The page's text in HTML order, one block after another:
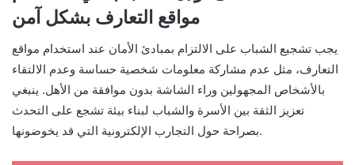
مواقع التعارف بشكل آمن
يجب تشجيع الشباب على الالتزام بمبادئ الأمان عند استخدام مواقع
التعارف، مثل عدم مشاركة معلومات شخصية حساسة وعدم الالتقاء
بالأشخاص المجهولين وراء الشاشة بدون موافقة من الأهل. ينبغي
تعزيز الثقة بين الأسرة والشباب لبناء بيئة تشجع على التحدث
بصراحة حول التجارب الإلكترونية التي قد يخوضونها.